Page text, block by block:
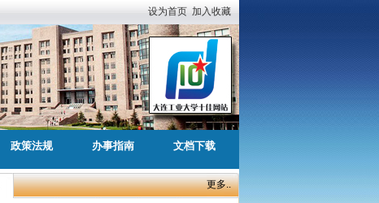
设为首页 加入收藏
政策法规 办事指南 文档下载
更多..